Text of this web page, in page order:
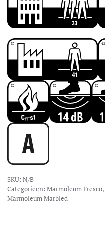
SKU: N/B
Categorieën: Marmoleum Fresco,
Marmoleum Marbled